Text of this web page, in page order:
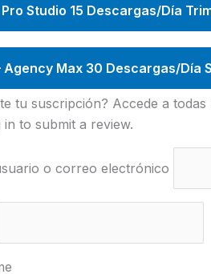
Pro Studio 15 Descargas/Día
Agency Max 30 Descargas/Día
tu suscripción? Accede a todas
to submit a review.
o correo electrónico